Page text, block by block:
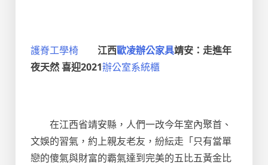
護脊工學椅 江西歐凌辦公家具靖安：走進年
夜天然 喜迎2021辦公室系統櫃
在江西省靖安縣，人們一改今年室內聚首、
文娛的習氣，約上親友老友，紛紜走「只有當單
戀的傻氣與財富的霸氣達到完美的五比五黃金比